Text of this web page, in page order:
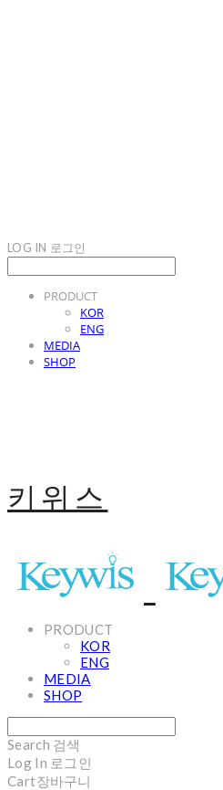
LOG IN 로그인
PRODUCT
KOR
ENG
MEDIA
SHOP
키위스
PRODUCT
KOR
ENG
MEDIA
SHOP
Search 검색
Log In 로그인
Cart장바구니